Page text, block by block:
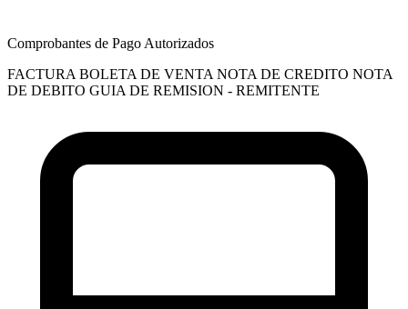
Comprobantes de Pago Autorizados
FACTURA BOLETA DE VENTA NOTA DE CREDITO NOTA
DE DEBITO GUIA DE REMISION - REMITENTE